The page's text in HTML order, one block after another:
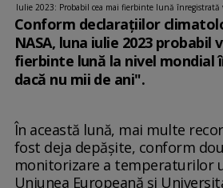
Iulie 2023: Probabil cea mai fierbinte lună înregistrată
Conform declarațiilor
NASA, luna iulie 2023 probabil
fierbinte lună la nivel mondial
dacă nu mii de ani".
În această lună, mai multe
fost deja depășite, conform
monitorizare a temperaturilor
Uniunea Europeană și